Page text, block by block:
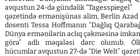
avqustun 24-də gündəlik “Tagesspiegel”
qəzetində ermənişünas alim, Berlin
dosenti Tessa Hoffmanın “Dağlıq
Dünya ermənilərin aclıq çəkməsinə
görə” adlı məqaləsi dərc olunub.
hücumlar avqustun 27-də “Die Welt”